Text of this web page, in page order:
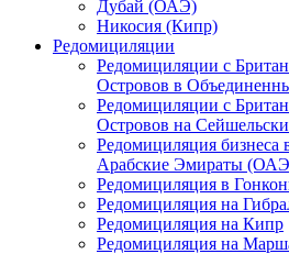
Дубай (ОАЭ)
Никосия (Кипр)
Редомициляции
Редомициляции с
Островов в
Редомициляции с
Островов на
Редомициляция
Арабские Эмираты
Редомициляция в
Редомициляция на
Редомициляция на Кипр
Редомициляция на